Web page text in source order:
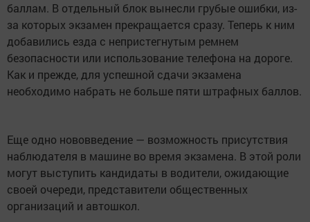
баллам. В отдельный блок вынесли грубые ошибки, из-
за которых экзамен прекращается сразу. Теперь к ним
добавились езда с непристегнутым ремнем
безопасности или использование телефона на дороге.
Как и прежде, для успешной сдачи экзамена
необходимо набрать не больше пяти штрафных баллов.
Еще одно нововведение — возможность присутствия
наблюдателя в машине во время экзамена. В этой роли
могут выступить кандидаты в водители, ожидающие
своей очереди, представители общественных
организаций и автошкол.